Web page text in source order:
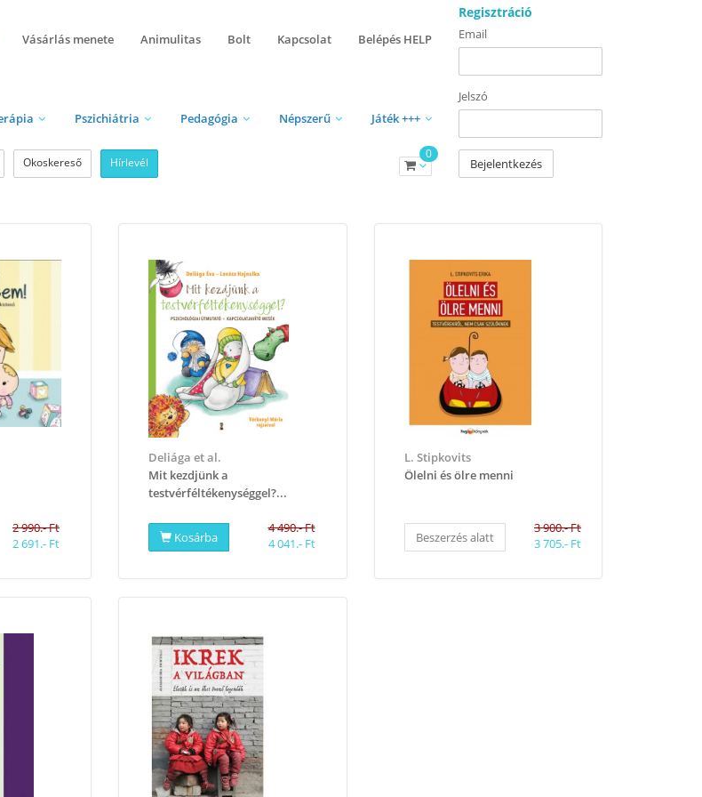
Vásárlás menete Animulitas Bolt Kapcsolat Belépés HELP
Pszichiátria Pedagógia Népszerű Játék +++
Okoskereső Hírlevél
0
Regisztráció
Email
Jelszó
Bejelentkezés
2 990.- Ft
2 691.- Ft
Deliága et al.
Mit kezdjünk a
testvérféltékenységgel?...
Kosárba
4 490.- Ft
4 041.- Ft
L. Stipkovits
Ölelni és ölre menni
Beszerzés alatt
3 900.- Ft
3 705.- Ft